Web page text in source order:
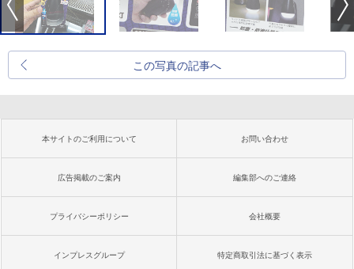
この写真の記事へ
本サイトのご利用について お問い合わせ
広告掲載のご案内 編集部へのご連絡
プライバシーポリシー 会社概要
インプレスグループ 特定商取引法に基づく表示